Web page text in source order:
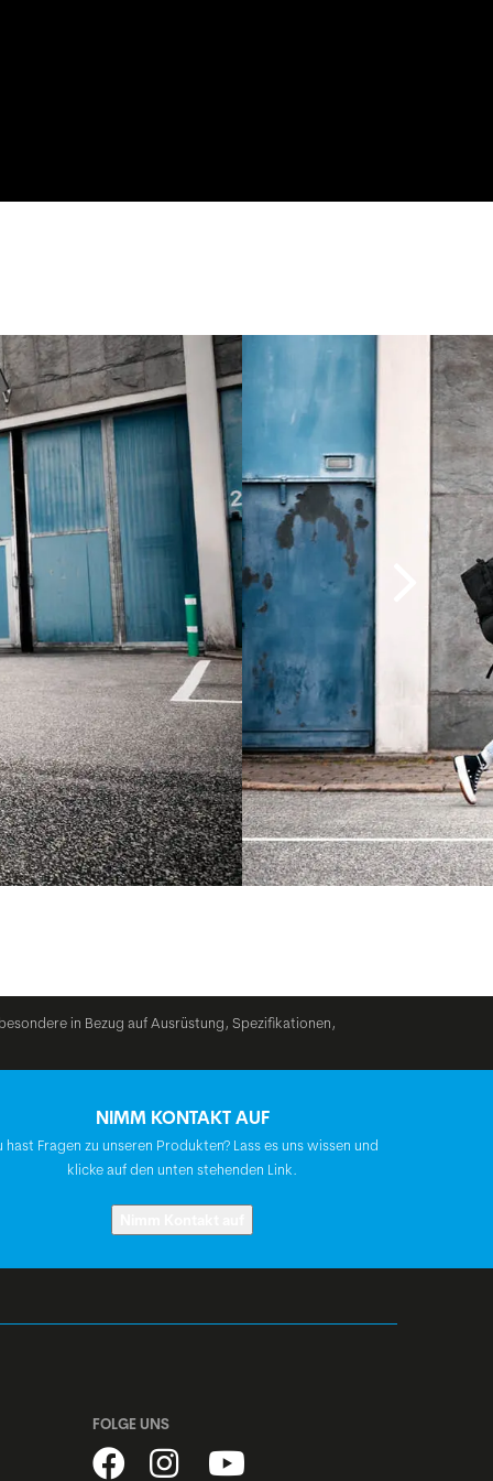
Freilaufnabe, Centerlock, Disc
Sapim Leader
Ryde Andra 40, Disc
Schwalbe Pick-Up, 60-507
Schlauch: Impac AV24
Schwalbe Pick-Up, 60-559
Schlauch: Impac AV26
Vorne: B&M IQ-XS, 80 Lux, LED
Hinten: B&M Secuzed E, im Schutzblech
integriert
Vorne: BGM Custom Frontträger (15 kg
Marwi SP-827 Sandblock
in Bezug auf Ausrüstung, Spezifikationen,
NIMM KONTAKT AUF
hast Fragen zu unseren Produkten? Lass es uns wissen und
klicke auf den unten stehenden Link.
FOLGE UNS